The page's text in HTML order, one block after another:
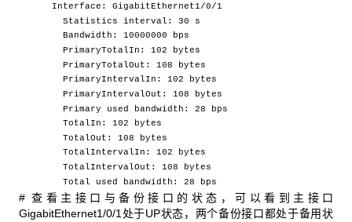
Interface: GigabitEthernet1/0/1
Statistics interval: 30 s
Bandwidth: 10000000 bps
PrimaryTotalIn: 102 bytes
PrimaryTotalOut: 108 bytes
PrimaryIntervalIn: 102 bytes
PrimaryIntervalOut: 108 bytes
Primary used bandwidth: 28 bps
TotalIn: 102 bytes
TotalOut: 108 bytes
TotalIntervalIn: 102 bytes
TotalIntervalOut: 108 bytes
Total used bandwidth: 28 bps
# 查看主接口与备份接口的状态，可以看到主接口
GigabitEthernet1/0/1处于UP状态，两个备份接口都处于备用状